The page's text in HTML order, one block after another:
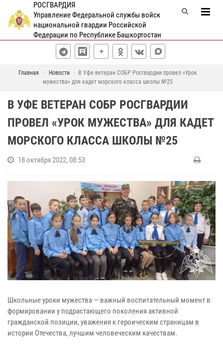
РОСГВАРДИЯ
Управление Федеральной службы войск
национальной гвардии Российской
Федерации по Республике Башкортостан
Главная Новости
В Уфе ветеран СОБР Росгвардии провел «Урок
мужества» для кадет морского класса школы №25
В УФЕ ВЕТЕРАН СОБР РОСГВАРДИИ
ПРОВЕЛ «УРОК МУЖЕСТВА» ДЛЯ КАДЕТ
МОРСКОГО КЛАССА ШКОЛЫ №25
18 октября 2022, 08:53
Школьные уроки мужества — важный воспитательный момент в
формировании у подрастающего поколения активной
гражданской позиции, уважения к героическим страницам в
истории Отечества, лучшим человеческим качествам.